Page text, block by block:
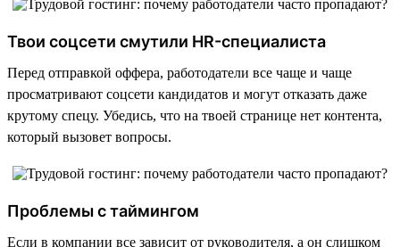
Твои соцсети смутили HR-специалиста
Перед отправкой оффера, работодатели все чаще и чаще
просматривают соцсети кандидатов и могут отказать даже
крутому спецу. Убедись, что на твоей странице нет контента,
который вызовет вопросы.
Проблемы с таймингом
Если в компании все зависит от руководителя, а он слишком